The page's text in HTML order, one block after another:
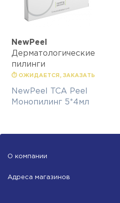
NewPeel
Дерматологические
пилинги
⏱ ОЖИДАЕТСЯ, ЗАКАЗАТЬ
NewPeel TCA Peel
Монопилинг 5*4мл
О компании
Адреса магазинов